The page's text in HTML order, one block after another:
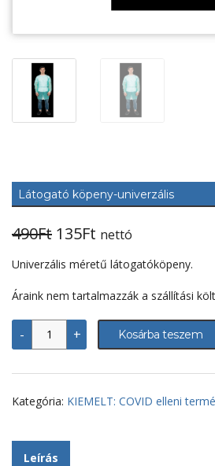
Látogató köpeny-univerzális
490Ft Original
price
490Ft.
135Ft Current
price
is:
135Ft.
nettó
Univerzális méretű látogatóköpeny.
Áraink nem tartalmazzák a szállítási
-
Látogató
köpeny-
univerzális
+ Kosárba teszem
Kategória: KIEMELT: COVID elleni
Leírás